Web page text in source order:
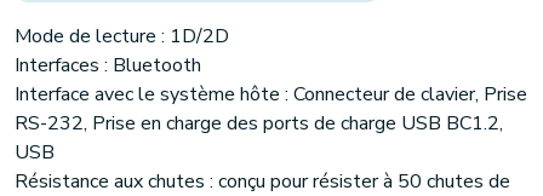
Mode de lecture : 1D/2D
Interfaces : Bluetooth
Interface avec le système hôte : Connecteur de clavier, Prise
RS-232, Prise en charge des ports de charge USB BC1.2,
USB
Résistance aux chutes : conçu pour résister à 50 chutes de